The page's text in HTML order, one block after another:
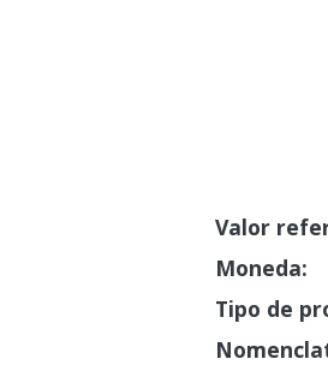
Valor
Moneda:
Tipo de